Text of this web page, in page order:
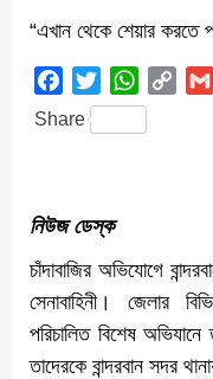
“এখান থেকে শেয়ার করতে
Facebook
Twitter
Copy
Share
নিউজ ডেস্ক
চাঁদাবাজির অভিযোগে
সেনাবাহিনী। জেলার
পরিচালিত বিশেষ
তাদেরকে বান্দরবান সদর